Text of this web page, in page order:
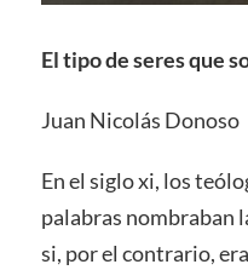
El tipo de seres que
Juan Nicolás Donoso
En el siglo xi, los
palabras nombraban
si, por el contrario,